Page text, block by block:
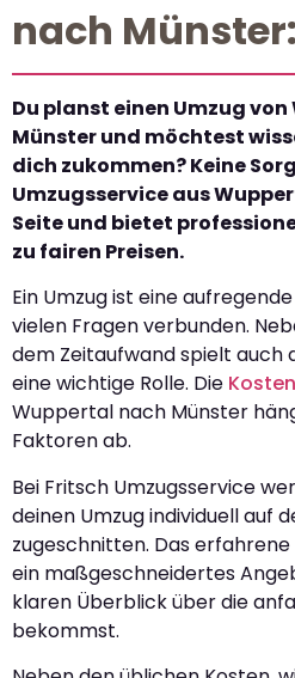
nach
Du planst einen Umzug
Münster und möchtest
dich zukommen? Keine
Umzugsservice aus
Seite und bietet
zu fairen Preisen.
Ein Umzug ist eine
vielen Fragen verbunden.
dem Zeitaufwand spielt auch
eine wichtige Rolle. Die Kosten
Wuppertal nach Münster
Faktoren ab.
Bei Fritsch Umzugsservice
deinen Umzug individuell auf
zugeschnitten. Das
ein maßgeschneidertes
klaren Überblick über die
bekommst.